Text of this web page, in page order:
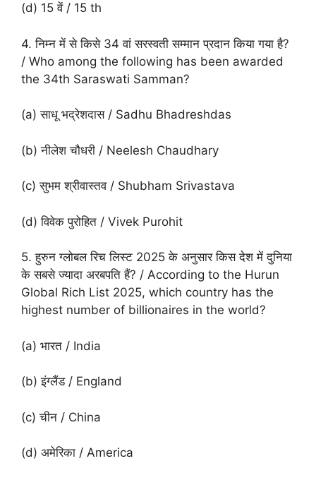
(d) 15 वें / 15 th
4. निम्न में से किसे 34 वां सरस्वती सम्मान प्रदान किया गया है?
/ Who among the following has been awarded
the 34th Saraswati Samman?
(a) साधू भद्रेशदास / Sadhu Bhadreshdas
(b) नीलेश चौधरी / Neelesh Chaudhary
(c) सुभम श्रीवास्तव / Shubham Srivastava
(d) विवेक पुरोहित / Vivek Purohit
5. हुरुन ग्लोबल रिच लिस्ट 2025 के अनुसार किस देश में दुनिया
के सबसे ज्यादा अरबपति हैं? / According to the Hurun
Global Rich List 2025, which country has the
highest number of billionaires in the world?
(a) भारत / India
(b) इंग्लैंड / England
(c) चीन / China
(d) अमेरिका / America